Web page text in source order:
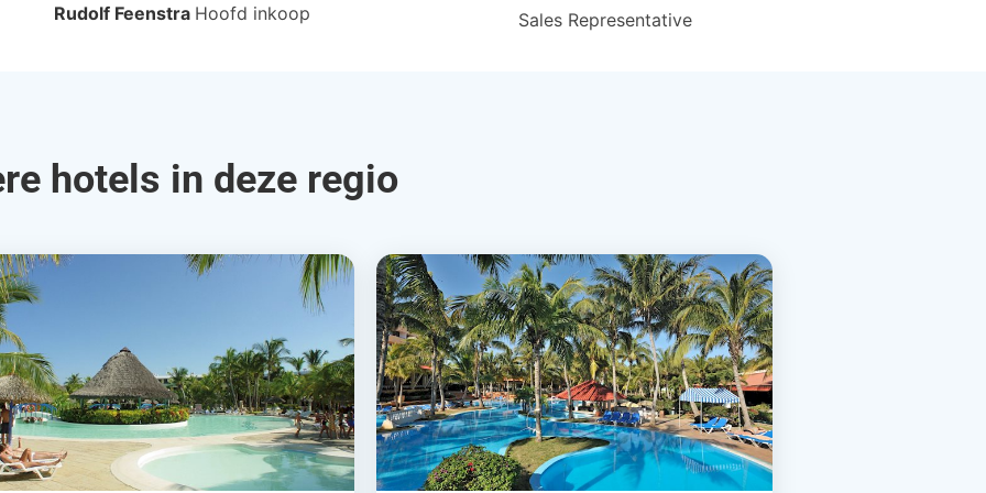
Rudolf Feenstra Hoofd inkoop Sales Representative
hotels in deze regio